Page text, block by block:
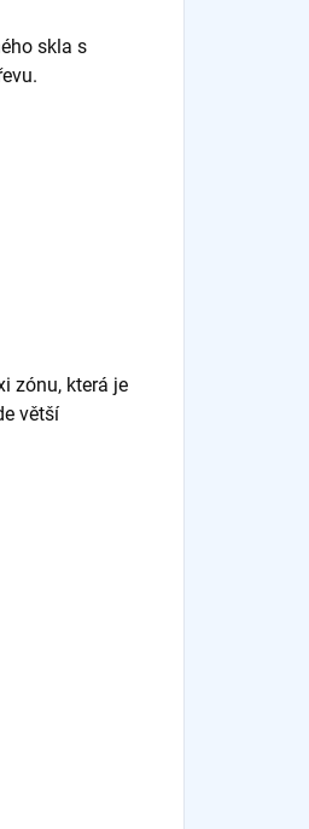
skla s
zónu, která je
větší